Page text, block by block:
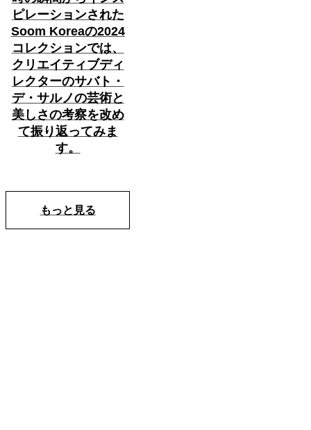
ピレーションされた
Soom Koreaの2024
コレクションでは、
クリエイティブディ
レクターのサバト・
デ・サルノの芸術と
美しさの考察を改め
て振り返ってみま
す。
もっと見る